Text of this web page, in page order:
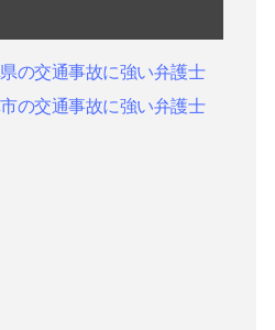
の交通事故に強い弁護士
の交通事故に強い弁護士